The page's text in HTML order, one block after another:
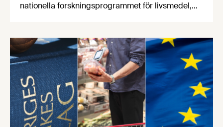
nationella forskningsprogrammet för livsmedel,
en motståndskraftig livsmedelsförsörjning", och
båda syftar till att bana väg för innovationer som
stärker Sveriges livsmedelsförsörjning.